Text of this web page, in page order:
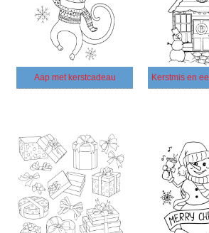
Aap met kerstcadeau